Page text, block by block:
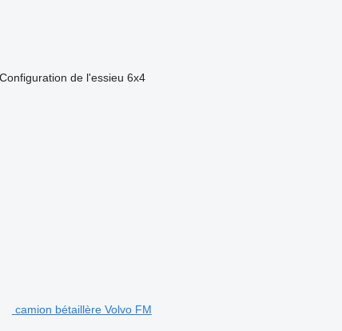
Configuration de l'essieu 6x4
camion bétaillère Volvo FM